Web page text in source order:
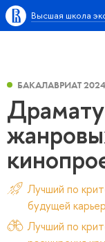
Высшая школа
БАКАЛАВРИАТ
Лучший по
будущей
Лучший по